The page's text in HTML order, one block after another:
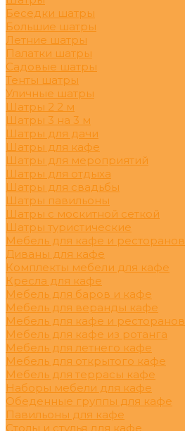
Беседки шатры
Большие шатры
Летние шатры
Палатки шатры
Садовые шатры
Тенты шатры
Уличные шатры
Шатры 2 2 м
Шатры 3 на 3 м
Шатры для дачи
Шатры для кафе
Шатры для мероприятий
Шатры для отдыха
Шатры для свадьбы
Шатры павильоны
Шатры с москитной сеткой
Шатры туристические
Мебель для кафе и ресторанов
Диваны для кафе
Комплекты мебели для кафе
Кресла для кафе
Мебель для баров и кафе
Мебель для веранды кафе
Мебель для кафе и ресторанов
Мебель для кафе из ротанга
Мебель для летнего кафе
Мебель для открытого кафе
Мебель для террасы кафе
Наборы мебели для кафе
Обеденные группы для кафе
Павильоны для кафе
Столы и стулья для кафе